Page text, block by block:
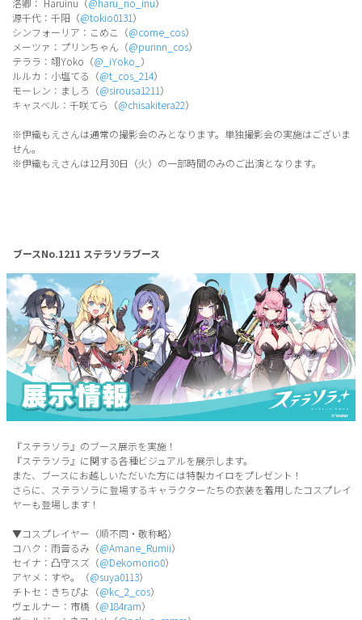
源千代：千阳（@tokio0131）
シンフォーリア：こめこ（@come_cos）
メーツァ：プリンちゃん（@purinn_cos）
テララ：翊Yoko（@_iYoko_ ）
ルルカ：小塩てる（@t_cos_214）
モーレン：ましろ（@sirousa1211）
キャスベル：千咲てら（@chisakitera22）
※伊織もえさんは通常の撮影会のみとなります。単独撮影会の実施はございま
せん。
※伊織もえさんは12月30日（火）の一部時間のみのご出演となります。
ブースNo.1211 ステラソラブース
『ステラソラ』のブース展示を実施！
『ステラソラ』に関する各種ビジュアルを展示します。
また、ブースにお越しいただいた方には特製カイロをプレゼント！
さらに、ステラソラに登場するキャラクターたちの衣装を着用したコスプレイ
ヤーも登場します！
▼コスプレイヤー（順不同・敬称略）
コハク：雨音るみ（@Amane_Rumii）
セイナ：凸守スズ（@Dekomorio0）
アヤメ：すや。（@suya0113）
チトセ：きちぴよ（@kc_2_cos）
ヴェルナー：市橋（@184ram）